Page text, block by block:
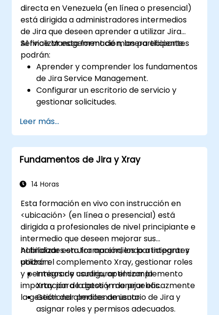
directa en Venezuela (en línea o presencial)
está dirigida a administradores intermedios
de Jira que deseen aprender a utilizar Jira
Service Management de manera eficiente.
Al finalizar esta formación, los participantes
podrán:
Aprender y comprender los fundamentos
de Jira Service Management.
Configurar un escritorio de servicio y
gestionar solicitudes.
Management e integraciones.
Leer más...
Fundamentos de Jira y Xray
14 Horas
Esta formación en vivo con instrucción en
<ubicación> (en línea o presencial) está
dirigida a profesionales de nivel principiante e
intermedio que deseen mejorar sus
habilidades en Jira aprendiendo a integrar y
utilizar el complemento Xray, gestionar roles
y permisos de usuario, optimizar la
importación de datos y manejar eficazmente
la gestión del almacenamiento.
Al finalizar esta formación, los participantes
podrán:
Integrar y configurar el complemento
Xray para la gestión de pruebas.
Gestionar perfiles de usuario de Jira y
asignar roles y permisos adecuados.